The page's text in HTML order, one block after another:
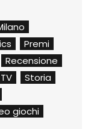
Premi
Recensione
Storia
giochi